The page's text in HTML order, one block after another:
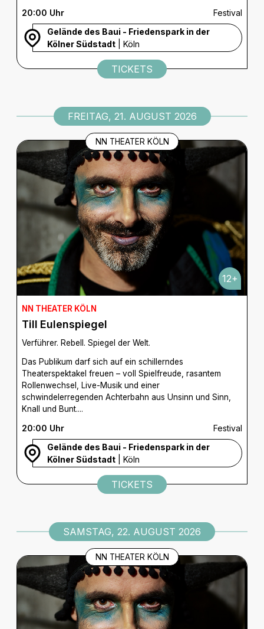
20:00 Uhr
Festival
Gelände des Baui - Friedenspark in der
Kölner Südstadt | Köln
TICKETS
FREITAG, 21. AUGUST 2026
NN THEATER KÖLN
12+
NN THEATER KÖLN
Till Eulenspiegel
Verführer. Rebell. Spiegel der Welt.
Das Publikum darf sich auf ein schillerndes
Theaterspektakel freuen – voll Spielfreude, rasantem
Rollenwechsel, Live-Musik und einer
schwindelerregenden Achterbahn aus Unsinn und Sinn,
Knall und Bunt....
20:00 Uhr
Festival
Gelände des Baui - Friedenspark in der
Kölner Südstadt | Köln
TICKETS
SAMSTAG, 22. AUGUST 2026
NN THEATER KÖLN